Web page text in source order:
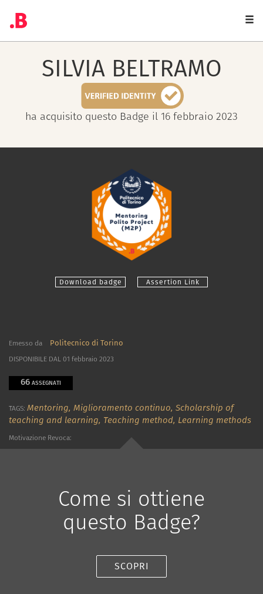
SILVIA BELTRAMO
ha acquisito questo Badge il 16 febbraio 2023
Download badge Assertion Link
Emesso da Politecnico di Torino
DISPONIBILE DAL 01 febbraio 2023
66 ASSEGNATI
TAGS: Mentoring, Miglioramento continuo, Scholarship of
teaching and learning, Teaching method, Learning methods
Motivazione Revoca:
Come si ottiene
questo Badge?
SCOPRI